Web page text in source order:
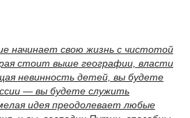
начинает свою жизнь с чистотой
стоит выше географии, власти
невинность детей, вы будете
— вы будете служить
идея преодолевает любые